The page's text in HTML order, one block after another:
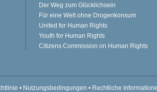
Der Weg zum Glücklichsein
Für eine Welt ohne Drogenkonsum
United for Human Rights
Youth for Human Rights
Citizens Commission on Human Rights
• Nutzungsbedingungen • Rechtliche